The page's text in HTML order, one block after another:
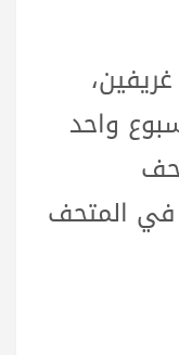
واحد
في المتحف